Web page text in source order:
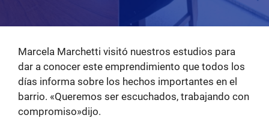
Marcela Marchetti visitó nuestros estudios para
dar a conocer este emprendimiento que todos los
días informa sobre los hechos importantes en el
barrio. «Queremos ser escuchados, trabajando con
compromiso»dijo.